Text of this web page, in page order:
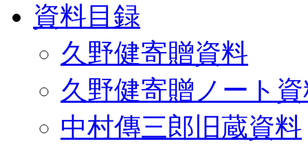
資料目録
久野健寄贈資料
久野健寄贈ノート
中村傳三郎旧蔵資料